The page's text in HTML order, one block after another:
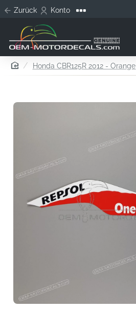
Zurück Konto
homeHonda CBR125R 2012 - Orange